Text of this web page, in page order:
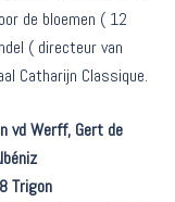
de bloemen ( 12
( directeur van
Catharijn Classique.
vd Werff, Gert de
Trigon